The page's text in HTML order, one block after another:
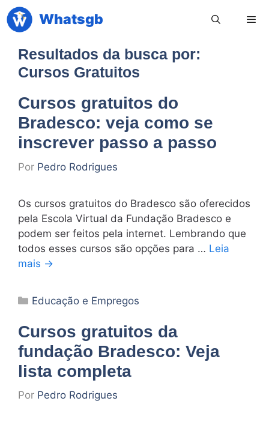
Pular
para
conteúdo
Whatsgb
Resultados da busca por:
Cursos Gratuitos
Cursos gratuitos do
Bradesco: veja como se
inscrever passo a passo
Por Pedro Rodrigues
Os cursos gratuitos do Bradesco são oferecidos
pela Escola Virtual da Fundação Bradesco e
podem ser feitos pela internet. Lembrando que
todos esses cursos são opções para … Leia
mais →
Categorias
Educação e Empregos
Cursos gratuitos da
fundação Bradesco: Veja
lista completa
Por Pedro Rodrigues